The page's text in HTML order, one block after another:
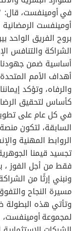
في أومينفست، قال:
أومينفست الرمضانية
بروح الفريق الواحد
الشراكة والتنافس
أساسية ضمن
أهداف الأمم
والرفاه، وتؤكد
كأساس لتحقيق
في كل عام على تطوير
السابقة، لتكون
الروابط المهنية
تجسيد قيمنا
فقط من أجل الفوز ،
ونبني إرثًا من
مسيرة النجاح
وتأتي هذه البطولة